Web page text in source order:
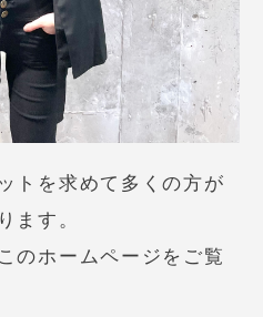
トを求めて多くの方が
ます。
のホームページをご覧